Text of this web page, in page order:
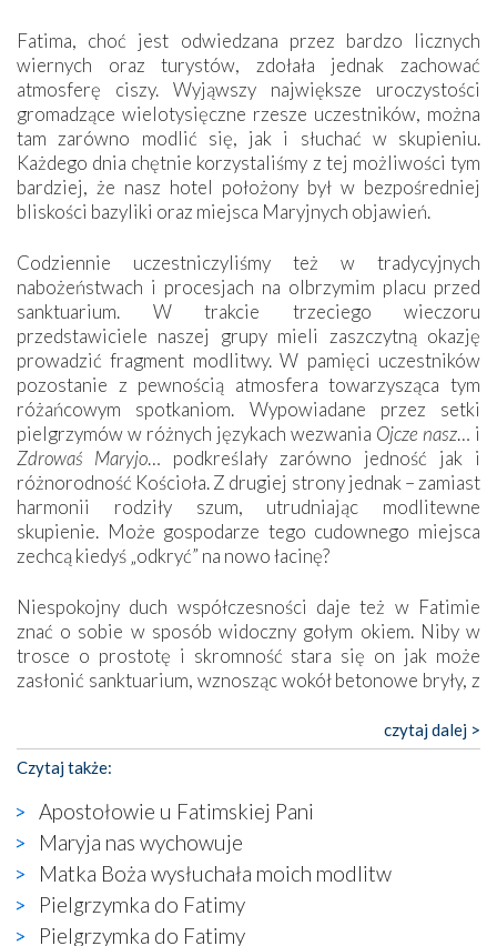
Fatima, choć jest odwiedzana przez bardzo licznych
wiernych oraz turystów, zdołała jednak zachować
atmosferę ciszy. Wyjąwszy największe uroczystości
gromadzące wielotysięczne rzesze uczestników, można
tam zarówno modlić się, jak i słuchać w skupieniu.
Każdego dnia chętnie korzystaliśmy z tej możliwości tym
bardziej, że nasz hotel położony był w bezpośredniej
bliskości bazyliki oraz miejsca Maryjnych objawień.
Codziennie uczestniczyliśmy też w tradycyjnych
nabożeństwach i procesjach na olbrzymim placu przed
sanktuarium. W trakcie trzeciego wieczoru
przedstawiciele naszej grupy mieli zaszczytną okazję
prowadzić fragment modlitwy. W pamięci uczestników
pozostanie z pewnością atmosfera towarzysząca tym
różańcowym spotkaniom. Wypowiadane przez setki
pielgrzymów w różnych językach wezwania Ojcze nasz… i
Zdrowaś Maryjo… podkreślały zarówno jedność jak i
różnorodność Kościoła. Z drugiej strony jednak – zamiast
harmonii rodziły szum, utrudniając modlitewne
skupienie. Może gospodarze tego cudownego miejsca
zechcą kiedyś „odkryć” na nowo łacinę?
Niespokojny duch współczesności daje też w Fatimie
znać o sobie w sposób widoczny gołym okiem. Niby w
trosce o prostotę i skromność stara się on jak może
zasłonić sanktuarium, wznosząc wokół betonowe bryły, z
katolickiego kultu. Tylko co wspólnego z żywą,
autentyczną wiarą mogą mieć płaskie, szare bunkry albo
kaplice, w których Tabernakulum przypomina bardziej
skrzynkę na narzędzia? Albo co powiedzieć o ustawionym
tuż przy nowej bazylice wielkim krzyżu, na którym
zamiast Chrystusa umieszczono dziwaczną postać jakby
wyjętą ze starożytnych hieroglifów? W kulturowym
kontekście naszych czasów to raczej karykatura niż godny
wizerunek Zbawiciela…
czytaj dalej >
Czytaj także:
Apostołowie u Fatimskiej Pani
Maryja nas wychowuje
Matka Boża wysłuchała moich modlitw
Pielgrzymka do Fatimy
Pielgrzymka do Fatimy